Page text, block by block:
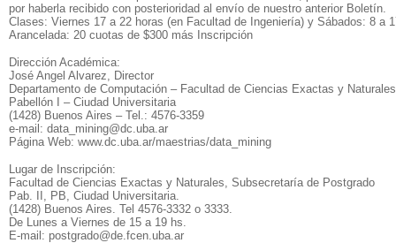
por haberla recibido con posterioridad al envío de nuestro anterior Boletín.
Clases: Viernes 17 a 22 horas (en Facultad de Ingeniería) y Sábados: 8 a
Arancelada: 20 cuotas de $300 más Inscripción
Dirección Académica:
José Angel Alvarez, Director
Departamento de Computación – Facultad de Ciencias Exactas y Naturales
Pabellón I – Ciudad Universitaria
(1428) Buenos Aires – Tel.: 4576-3359
e-mail: data_mining@dc.uba.ar
Página Web: www.dc.uba.ar/maestrias/data_mining
Lugar de Inscripción:
Facultad de Ciencias Exactas y Naturales, Subsecretaría de Postgrado
Pab. II, PB, Ciudad Universitaria.
(1428) Buenos Aires. Tel 4576-3332 o 3333.
De Lunes a Viernes de 15 a 19 hs.
E-mail: postgrado@de.fcen.uba.ar